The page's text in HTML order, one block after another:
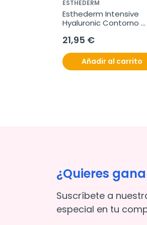
ESTHEDERM
Esthederm Intensive
Hyaluronic Contorno
21,95 €
Añadir al carrito
¿Quieres
Suscríbete a
especial en tu